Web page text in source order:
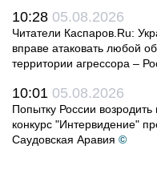
10:28 05.08.2026
Читатели Каспаров.Ru:
вправе атаковать любой
территории агрессора –
10:01 05.08.2026
Попытку России возродить
конкурс "Интервидение"
Саудовская Аравия ©